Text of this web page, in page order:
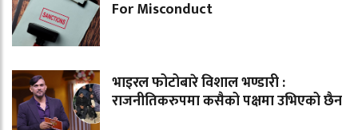
For Misconduct
भाइरल फोटोबारे विशाल भण्डारी :
राजनीतिकरुपमा कसैको पक्षमा उभिएको छैन